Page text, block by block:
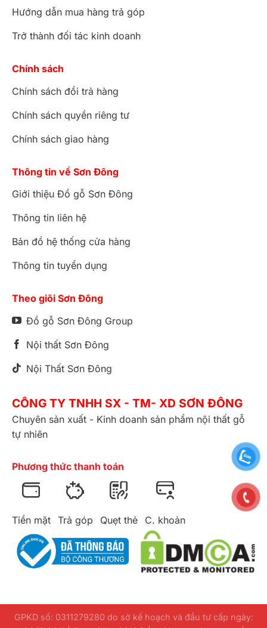
Tủ đầu giường cổ điển Royal châu Âu VIP – TDG309
TTV866A
Hướng dẫn mua hàng trả góp
Trở thành đối tác kinh doanh
Chính sách
Chính sách đổi trả hàng
Chính sách quyền riêng tư
Chính sách giao hàng
Thông tin về Sơn Đông
Giới thiệu Đồ gỗ Sơn Đông
Thông tin liên hệ
Bản đồ hệ thống cửa hàng
Thông tin tuyển dụng
Theo giõi Sơn Đông
Đồ gỗ Sơn Đông Group
Nội thất Sơn Đông
Nội Thất Sơn Đông
CÔNG TY TNHH SX - TM- XD SƠN ĐÔNG
Chuyên sản xuất - Kinh doanh sản phẩm nội thất gỗ
tự nhiên
Phương thức thanh toán
Tiền mặt Trả góp Quẹt thẻ C. khoản
GPKD số: 0311279280 do sở kế hoạch và đầu tư cấp ngày: